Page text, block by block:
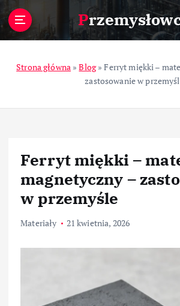
Strona główna »Blog»Ferryt miękki –
zastosowanie w
Ferryt miękki –
magnetyczny –
w przemyśle
Materiały 21 kwietnia, 2026